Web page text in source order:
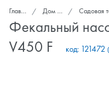
Главная Дом и сад Садовая техника и
Фекальный
V450 F
код: 121472